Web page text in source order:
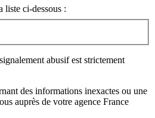
liste ci-dessous :
abusif est strictement
des informations inexactes ou une
auprès de votre agence France